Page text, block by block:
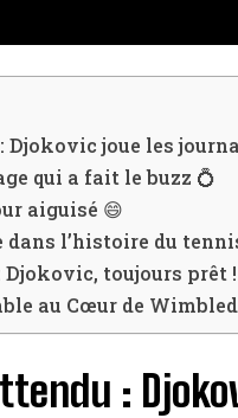
I WANT IN
the Privacy Policy
joue les
qui a fait le buzz 💍
aiguisé 😄
l’histoire du
Djokovic, toujours prêt
au Cœur de
: